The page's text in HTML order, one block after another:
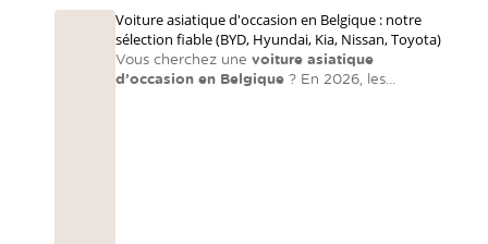
Voiture asiatique d'occasion en Belgique : notre
sélection fiable (BYD, Hyundai, Kia, Nissan, Toyota)
Vous cherchez une voiture asiatique
d’occasion en Belgique ? En 2026, les